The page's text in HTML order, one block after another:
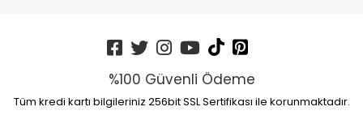
%100 Güvenli Ödeme
Tüm kredi kartı bilgileriniz 256bit SSL Sertifikası ile korunmaktadır.